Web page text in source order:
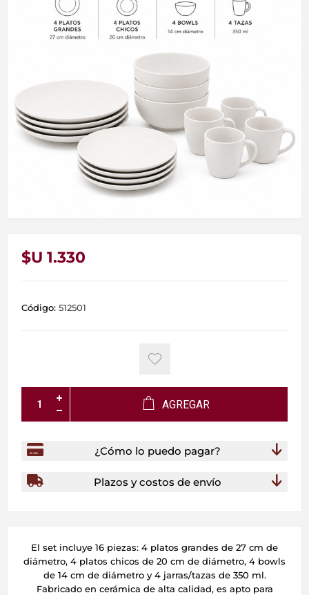
$U 1.330
Código: 512501
AGREGAR
¿Cómo lo puedo pagar?
Plazos y costos de envío
El set incluye 16 piezas: 4 platos grandes de 27 cm de
diámetro, 4 platos chicos de 20 cm de diámetro, 4 bowls
de 14 cm de diámetro y 4 jarras/tazas de 350 ml.
Fabricado en cerámica de alta calidad, es apto para